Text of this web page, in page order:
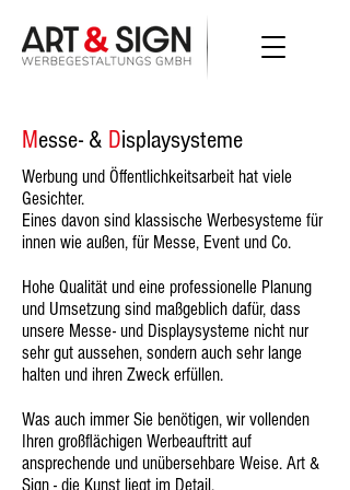
Messe- & Displaysysteme
Werbung und Öffentlichkeitsarbeit hat viele
Gesichter.
Eines davon sind klassische Werbesysteme für
innen wie außen, für Messe, Event und Co.
Hohe Qualität und eine professionelle Planung
und Umsetzung sind maßgeblich dafür, dass
unsere Messe- und Displaysysteme nicht nur
sehr gut aussehen, sondern auch sehr lange
halten und ihren Zweck erfüllen.
Was auch immer Sie benötigen, wir vollenden
Ihren großflächigen Werbeauftritt auf
ansprechende und unübersehbare Weise. Art &
Sign - die Kunst liegt im Detail.